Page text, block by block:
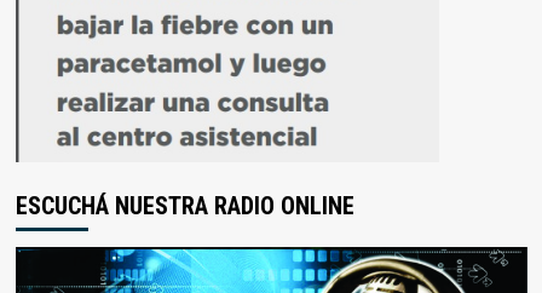
ESCUCHÁ NUESTRA RADIO ONLINE